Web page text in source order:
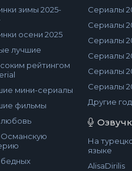
зимы 2025-
осени 2025
лучшие
рейтингом
мини-сериалы
фильмы
Сериалы
Сериалы
Сериалы
Сериалы
Сериалы
Сериалы
Другие
На
языке
AlisaDirilis